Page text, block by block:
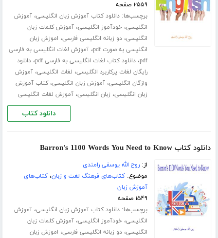
۲۵۵۹ صفحه
برچسب‌ها:دانلود کتاب آموزش زبان انگلیسی،آموزش
انگلیسی، خودآموز انگلیسی،آموزش کلمات زبان
انگلیسی،دو زبانه انگلیسی فارسی، اموزش زبان
انگلیسی به صورت pdf
،آموزش لغات انگلیسی به فارسی
pdf،دانلود کتاب لغات انگلیسی به فارسی pdf ،دانلود
رایگان لغات پرکاربرد انگلیسی، لغات انگلیسی،آموزش
واژگان انگلیسی،آموزش زبان انگلیسی،کتاب آموزش
زبان انگلیسی، زبان انگلیسی،آموزش لغات انگلیسی
دانلود کتاب
دانلود کتاب Barron's 1100 Words You Need to Know
از:روح الله یوسفی رامندی
موضوع:کتاب‌های فرهنگ لغت و زبان،کتاب‌های
آموزش زبان
۱۵۴۹ صفحه
برچسب‌ها:دانلود کتاب آموزش زبان انگلیسی،آموزش
انگلیسی، خودآموز انگلیسی،آموزش کلمات زبان
انگلیسی،دو زبانه انگلیسی فارسی، اموزش زبان